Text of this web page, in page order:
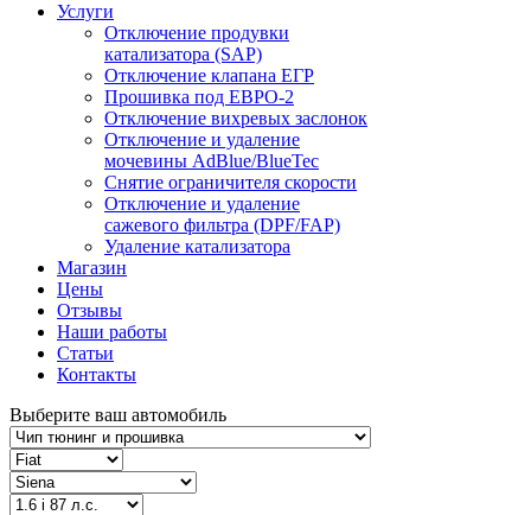
Услуги
Отключение продувки
катализатора (SAP)
Отключение клапана ЕГР
Прошивка под ЕВРО-2
Отключение вихревых заслонок
Отключение и удаление
мочевины AdBlue/BlueTec
Снятие ограничителя скорости
Отключение и удаление
сажевого фильтра (DPF/FAP)
Удаление катализатора
Магазин
Цены
Отзывы
Наши работы
Статьи
Контакты
Выберите ваш автомобиль